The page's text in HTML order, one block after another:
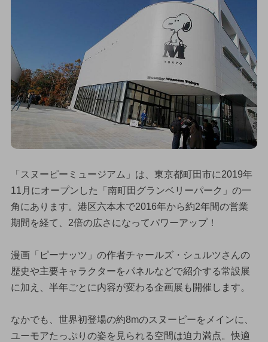
「スヌーピーミュージアム」は、東京都町田市に2019年
11月にオープンした「南町田グランベリーパーク」の一
角にあります。港区六本木で2016年から約2年間の営業
期間を経て、2倍の広さになってパワーアップ！
漫画「ピーナッツ」の作者チャールズ・シュルツさんの
歴史や主要キャラクターをパネルなどで紹介する常設展
に加え、半年ごとに内容が変わる企画展も開催します。
なかでも、世界初登場の約8mのスヌーピーをメインに、
ユーモアたっぷりの姿を見られる空間は迫力満点。快適